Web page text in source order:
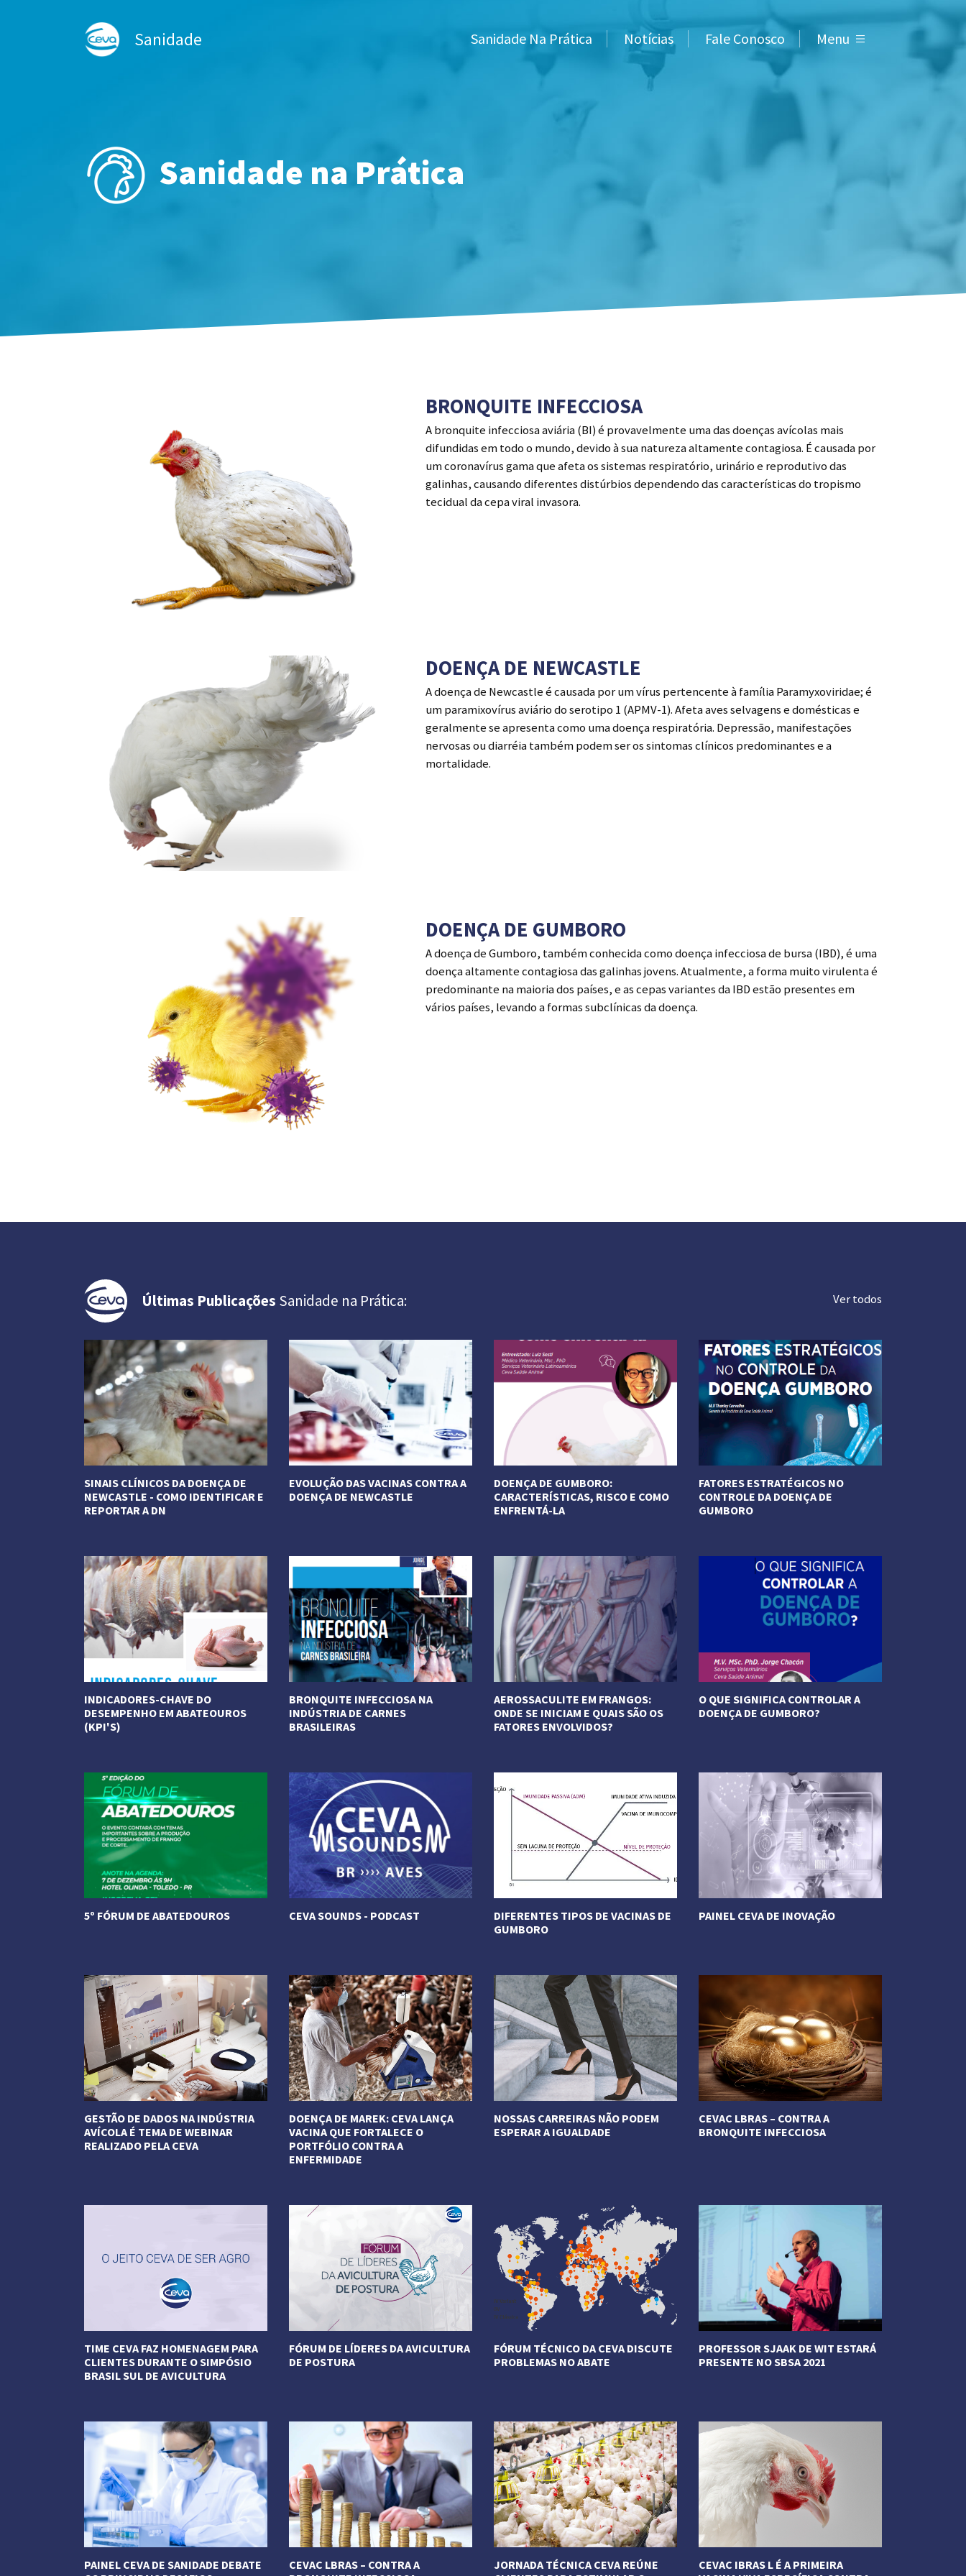
Sanidade Sanidade Na Prática Notícias Fale Conosco Menu
Sanidade na Prática
BRONQUITE INFECCIOSA
A bronquite infecciosa aviária (BI) é provavelmente uma das doenças avícolas mais
difundidas em todo o mundo, devido à sua natureza altamente contagiosa. É causada por
um coronavírus gama que afeta os sistemas respiratório, urinário e reprodutivo das
galinhas, causando diferentes distúrbios dependendo das características do tropismo
tecidual da cepa viral invasora.
DOENÇA DE NEWCASTLE
A doença de Newcastle é causada por um vírus pertencente à família Paramyxoviridae; é
um paramixovírus aviário do serotipo 1 (APMV-1). Afeta aves selvagens e domésticas e
geralmente se apresenta como uma doença respiratória. Depressão, manifestações
nervosas ou diarréia também podem ser os sintomas clínicos predominantes e a
mortalidade.
DOENÇA DE GUMBORO
A doença de Gumboro, também conhecida como doença infecciosa de bursa (IBD), é uma
doença altamente contagiosa das galinhas jovens. Atualmente, a forma muito virulenta é
predominante na maioria dos países, e as cepas variantes da IBD estão presentes em
vários países, levando a formas subclínicas da doença.
Últimas Publicações Sanidade na Prática: Ver todos
SINAIS CLÍNICOS DA DOENÇA DE
NEWCASTLE - COMO IDENTIFICAR E
REPORTAR A DN
EVOLUÇÃO DAS VACINAS CONTRA A
DOENÇA DE NEWCASTLE
DOENÇA DE GUMBORO:
CARACTERÍSTICAS, RISCO E COMO
ENFRENTÁ-LA
FATORES ESTRATÉGICOS NO
CONTROLE DA DOENÇA DE
GUMBORO
INDICADORES-CHAVE DO
DESEMPENHO EM ABATEOUROS
(KPI'S)
BRONQUITE INFECCIOSA NA
INDÚSTRIA DE CARNES
BRASILEIRAS
AEROSSACULITE EM FRANGOS:
ONDE SE INICIAM E QUAIS SÃO OS
FATORES ENVOLVIDOS?
O QUE SIGNIFICA CONTROLAR A
DOENÇA DE GUMBORO?
5º FÓRUM DE ABATEDOUROS CEVA SOUNDS - PODCAST
DIFERENTES TIPOS DE VACINAS DE
GUMBORO
PAINEL CEVA DE INOVAÇÃO
GESTÃO DE DADOS NA INDÚSTRIA
AVÍCOLA É TEMA DE WEBINAR
REALIZADO PELA CEVA
DOENÇA DE MAREK: CEVA LANÇA
VACINA QUE FORTALECE O
PORTFÓLIO CONTRA A
ENFERMIDADE
NOSSAS CARREIRAS NÃO PODEM
ESPERAR A IGUALDADE
CEVAC LBRAS – CONTRA A
BRONQUITE INFECCIOSA
TIME CEVA FAZ HOMENAGEM PARA
CLIENTES DURANTE O SIMPÓSIO
BRASIL SUL DE AVICULTURA
FÓRUM DE LÍDERES DA AVICULTURA
DE POSTURA
FÓRUM TÉCNICO DA CEVA DISCUTE
PROBLEMAS NO ABATE
PROFESSOR SJAAK DE WIT ESTARÁ
PRESENTE NO SBSA 2021
PAINEL CEVA DE SANIDADE DEBATE
CEVAC LBRAS – CONTRA A
JORNADA TÉCNICA CEVA REÚNE
CEVAC IBRAS L É A PRIMEIRA